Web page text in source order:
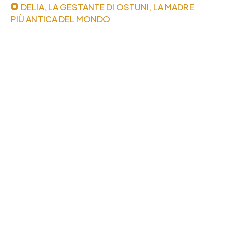
DELIA, LA GESTANTE DI OSTUNI, LA MADRE
PIÙ ANTICA DEL MONDO